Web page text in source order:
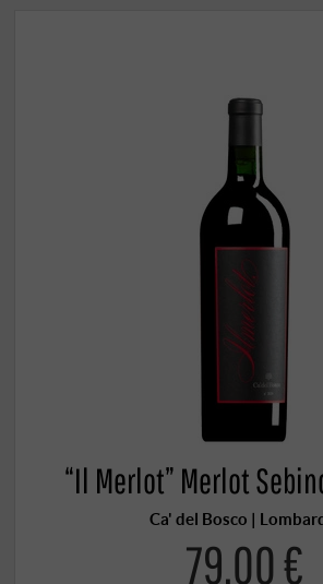
“Il Merlot” Merlot
Ca' del Bosco |
79,00 €